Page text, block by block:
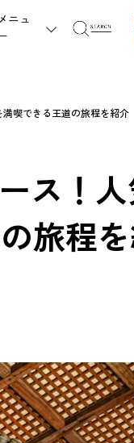
ニュ
喫できる王道の旅程を紹介
ス！
旅程